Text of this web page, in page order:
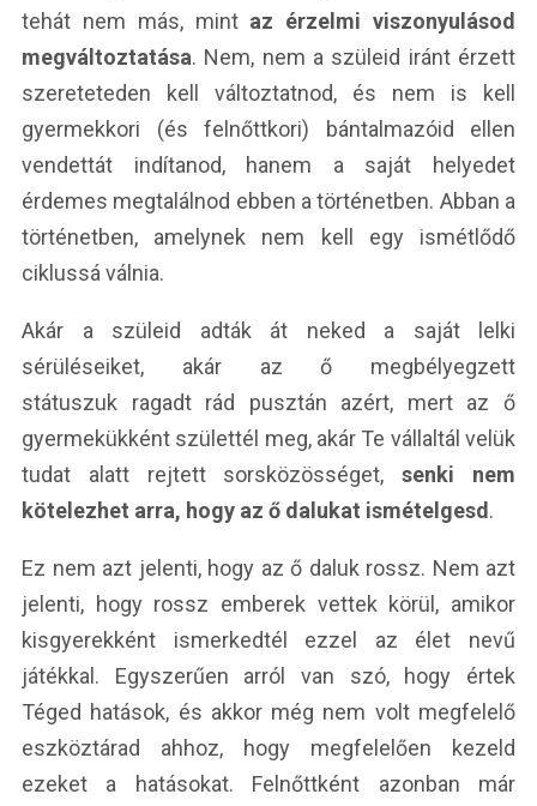
tehát nem más, mint az érzelmi viszonyulásod
megváltoztatása. Nem, nem a szüleid iránt érzett
szereteteden kell változtatnod, és nem is kell
gyermekkori (és felnőttkori) bántalmazóid ellen
vendettát indítanod, hanem a saját helyedet
érdemes megtalálnod ebben a történetben. Abban a
történetben, amelynek nem kell egy ismétlődő
ciklussá válnia.
Akár a szüleid adták át neked a saját lelki
sérüléseiket, akár az ő megbélyegzett
státuszuk ragadt rád pusztán azért, mert az ő
gyermekükként születtél meg, akár Te vállaltál velük
tudat alatt rejtett sorsközösséget,senki nem
kötelezhet arra, hogy az ő dalukat ismételgesd .
Ez nem azt jelenti, hogy az ő daluk rossz. Nem azt
jelenti, hogy rossz emberek vettek körül, amikor
kisgyerekként ismerkedtél ezzel az élet nevű
játékkal. Egyszerűen arról van szó, hogy értek
Téged hatások, és akkor még nem volt megfelelő
eszköztárad ahhoz, hogy megfelelően kezeld
ezeket a hatásokat. Felnőttként azonban már